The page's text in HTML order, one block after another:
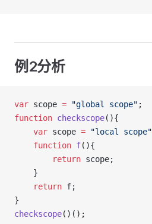
例2分析
var scope = "global scope" ;
function checkscope(){
var scope = "local scope"
function f(){
return scope;
    }
return f;
}
checkscope()();